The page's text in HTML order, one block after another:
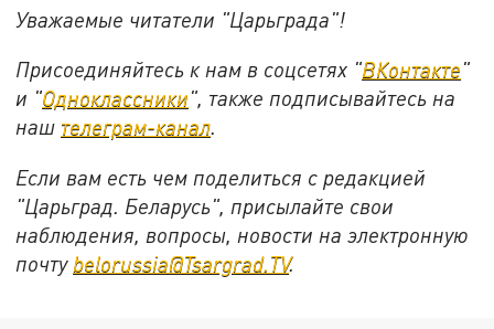
Уважаемые читатели "Царьграда"!
Присоединяйтесь к нам в соцсетях "ВКонтакте"
и "Одноклассники", также подписывайтесь на
наш телеграм-канал.
Если вам есть чем поделиться с редакцией
"Царьград. Беларусь", присылайте свои
наблюдения, вопросы, новости на электронную
почту belorussia@Tsargrad.TV.